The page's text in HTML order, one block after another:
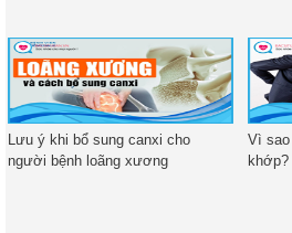
Lưu ý khi bổ sung canxi cho
người bệnh loãng xương
Vì
khớp?